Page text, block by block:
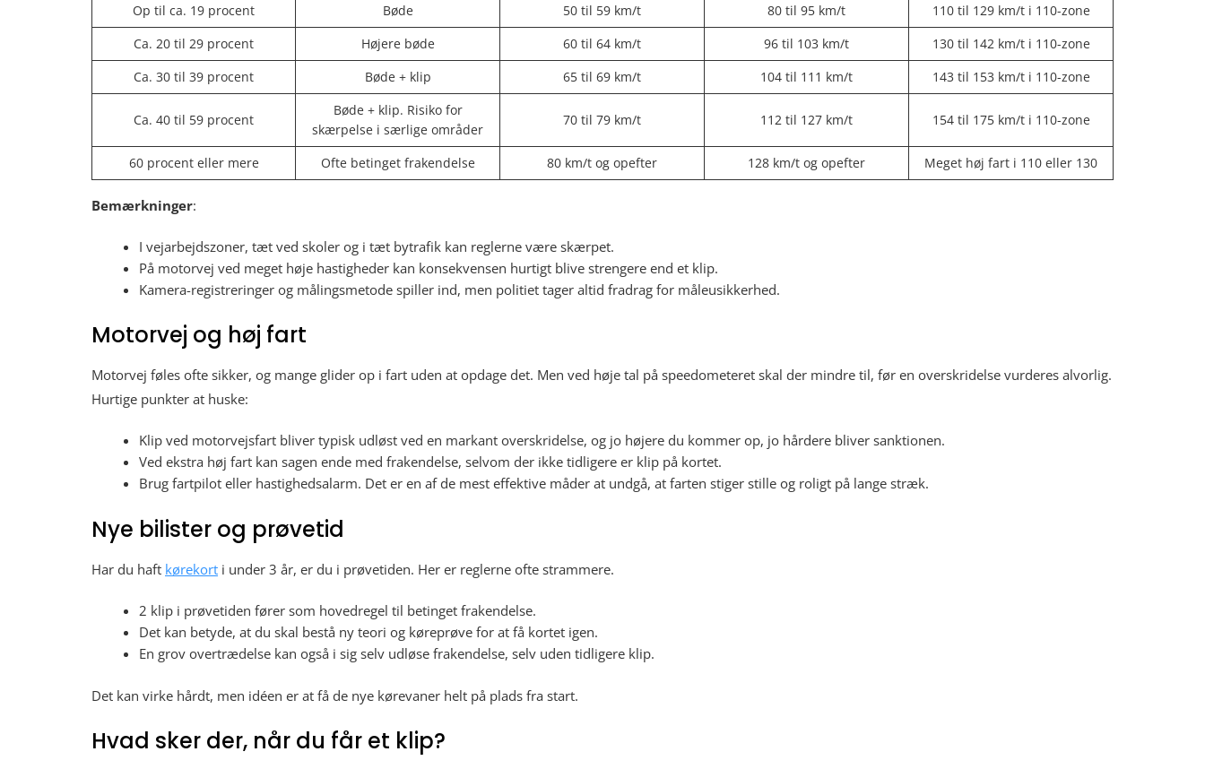
Op til ca. 19 procent
Bøde 50 til 59 km/t 80 til 95 km/t
110 til 129 km/t i 110-zone
Ca. 20 til 29 procent
Højere bøde 60 til 64 km/t 96 til 103 km/t
130 til 142 km/t i 110-zone
Ca. 30 til 39 procent
Bøde + klip 65 til 69 km/t 104 til 111 km/t 143 til 153 km/t i 110-zone
Ca. 40 til 59 procent
Bøde + klip. Risiko for
skærpelse i særlige områder
70 til 79 km/t 112 til 127 km/t 154 til 175 km/t i 110-zone
60 procent eller mere Ofte betinget frakendelse 80 km/t og opefter 128 km/t og opefter Meget høj fart i 110 eller 130
Bemærkninger:
I vejarbejdszoner, tæt ved skoler og i tæt bytrafik kan reglerne være skærpet.
På motorvej ved meget høje hastigheder kan konsekvensen hurtigt blive strengere end et klip.
Kamera-registreringer og målingsmetode spiller ind, men politiet tager altid fradrag for måleusikkerhed.
Motorvej og høj fart
Motorvej føles ofte sikker, og mange glider op i fart uden at opdage det. Men ved høje tal på speedometeret skal der mindre til, før en overskridelse vurderes alvorlig.
Hurtige punkter at huske:
Klip ved motorvejsfart bliver typisk udløst ved en markant overskridelse, og jo højere du kommer op, jo hårdere bliver sanktionen.
Ved ekstra høj fart kan sagen ende med frakendelse, selvom der ikke tidligere er klip på kortet.
Brug fartpilot eller hastighedsalarm. Det er en af de mest effektive måder at undgå, at farten stiger stille og roligt på lange stræk.
Nye bilister og prøvetid
Har du haft kørekort i under 3 år, er du i prøvetiden. Her er reglerne ofte strammere.
2 klip i prøvetiden fører som hovedregel til betinget frakendelse.
Det kan betyde, at du skal bestå ny teori og køreprøve for at få kortet igen.
En grov overtrædelse kan også i sig selv udløse frakendelse, selv uden tidligere klip.
Det kan virke hårdt, men idéen er at få de nye kørevaner helt på plads fra start.
Hvad sker der, når du får et klip?